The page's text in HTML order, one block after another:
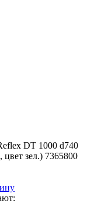
DT 1000 d740
зел.) 7365800